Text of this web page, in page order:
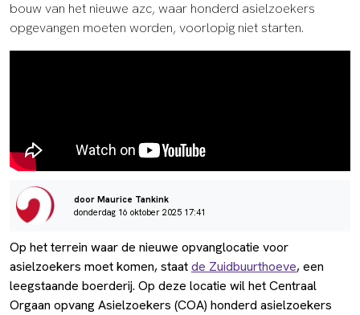
bouw van het nieuwe azc, waar honderd asielzoekers
opgevangen moeten worden, voorlopig niet starten.
door Maurice Tankink
donderdag 16 oktober 2025 17:41
Op het terrein waar de nieuwe opvanglocatie voor
asielzoekers moet komen, staatde Zuidbuurthoeve, een
leegstaande boerderij. Op deze locatie wil het Centraal
Orgaan opvang Asielzoekers (COA) honderd asielzoekers